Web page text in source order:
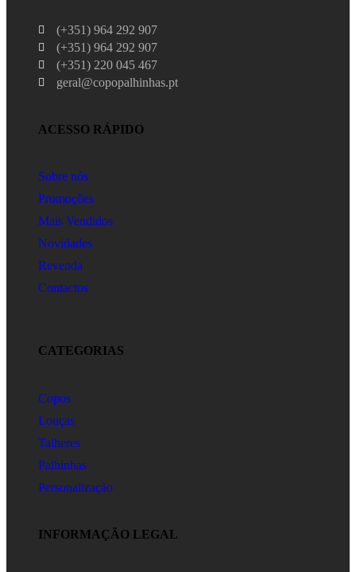
(+351) 964 292 907
(+351) 964 292 907
(+351) 220 045 467
geral@copopalhinhas.pt
ACESSO RÁPIDO
Sobre nós
Promoções
Mais Vendidos
Novidades
Revenda
Contactos
CATEGORIAS
Copos
Louças
Talheres
Palhinhas
Personalização
INFORMAÇÃO LEGAL